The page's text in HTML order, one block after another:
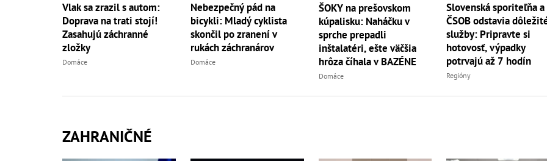
Vlak sa zrazil s autom:
Doprava na trati stojí!
Zasahujú záchranné
zložky
Domáce
Nebezpečný pád na
bicykli: Mladý cyklista
skončil po zranení v
rukách záchranárov
Domáce
ŠOKY na prešovskom
kúpalisku: Naháčku v
sprche prepadli
inštalatéri, ešte väčšia
hrôza číhala v BAZÉNE
Domáce
Slovenská sporiteľňa a
ČSOB odstavia
služby: Pripravte si
hotovosť, výpadky
potrvajú až 7 hodín
Regióny
ZAHRANIČNÉ